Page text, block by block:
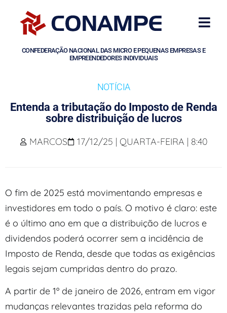
CONFEDERAÇÃO NACIONAL DAS MICRO E PEQUENAS EMPRESAS E
EMPREENDEDORES INDIVIDUAIS
NOTÍCIA
Entenda a tributação do Imposto de Renda
sobre distribuição de lucros
MARCOS 17/12/25 | QUARTA-FEIRA | 8:40
O fim de 2025 está movimentando empresas e
investidores em todo o país. O motivo é claro: este
é o último ano em que a distribuição de lucros e
dividendos poderá ocorrer sem a incidência de
Imposto de Renda, desde que todas as exigências
legais sejam cumpridas dentro do prazo.
A partir de 1º de janeiro de 2026, entram em vigor
mudanças relevantes trazidas pela reforma do